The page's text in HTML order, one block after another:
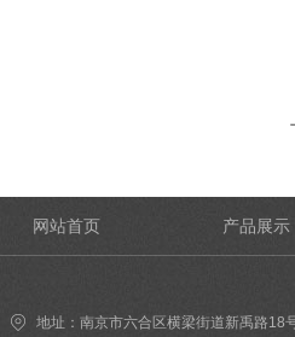
网站首页 产品展示
地址：南京市六合区横梁街道新禹路18